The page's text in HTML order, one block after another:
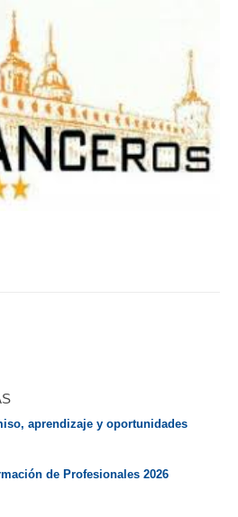
aprendizaje y oportunidades
de Profesionales 2026